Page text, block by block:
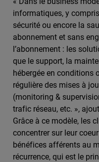
informatiques, y
sécurité ou encore la
abonnement et sans
l’abonnement : les
que le support, la
hébergée en conditions
régulière des mises à
(monitoring &
trafic réseau, etc. »,
Grâce à ce modèle, les
concentrer sur leur
bénéfices afférents au
récurrence, qui est le